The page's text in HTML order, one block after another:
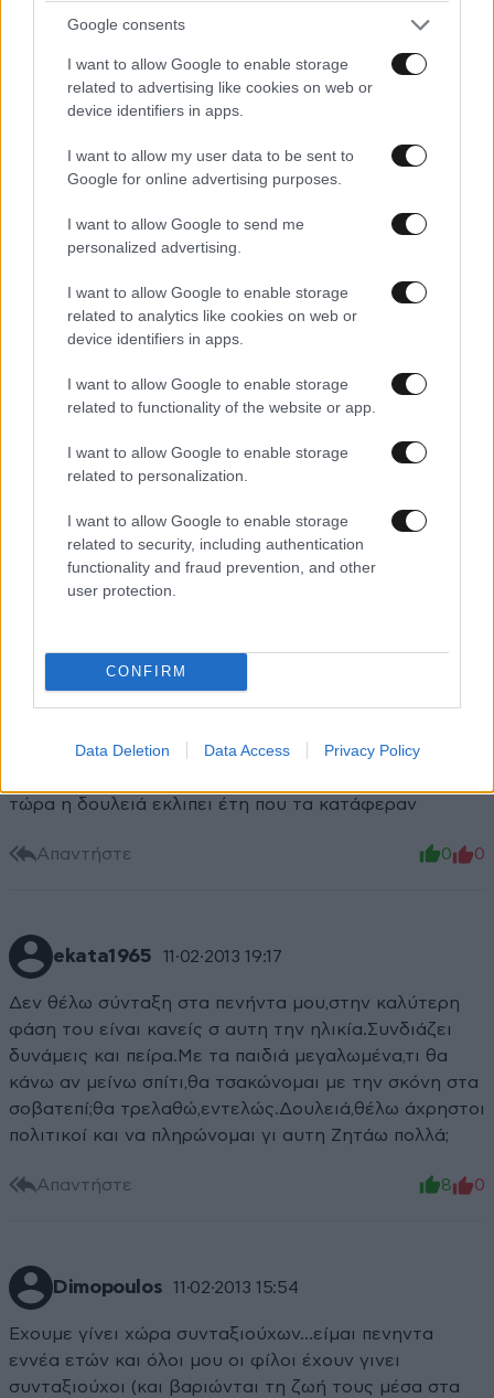
Google consents
I want to allow Google to enable storage
related to advertising like cookies on web or
device identifiers in apps.
I want to allow my user data to be sent to
Google for online advertising purposes.
I want to allow Google to send me
personalized advertising.
I want to allow Google to enable storage
related to analytics like cookies on web or
device identifiers in apps.
I want to allow Google to enable storage
related to functionality of the website or app.
I want to allow Google to enable storage
related to personalization.
I want to allow Google to enable storage
related to security, including authentication
functionality and fraud prevention, and other
user protection.
CONFIRM
Data Deletion Data Access Privacy Policy
ΠΡΟΣΘΗΚΗ
sf1 12·02·2013 18:29
ΤΙ ΣΤΟ[...] ΜΟΝΟ ΤΟ ΔΗΜΟΣΙΟ ΥΠΑΡΧΕΙ; ΓΙΑ ΤΟΝ
ΙΔΙΩΤΙΚΟ ΤΙΠΟΤΑ;
Απαντήστε
τώρα η δουλειά εκλιπει έτη που τα κατάφεραν
Απαντήστε 0 0
ekata1965 11·02·2013 19:17
Δεν θέλω σύνταξη στα πενήντα μου,στην καλύτερη
φάση του είναι κανείς σ αυτη την ηλικία.Συνδιάζει
δυνάμεις και πείρα.Με τα παιδιά μεγαλωμένα,τι θα
κάνω αν μείνω σπίτι,θα τσακώνομαι με την σκόνη στα
σοβατεπί;θα τρελαθώ,εντελώς.Δουλειά,θέλω άχρηστοι
πολιτικοί και να πληρώνομαι γι αυτη Ζητάω πολλά;
Απαντήστε 8 0
Dimopoulos 11·02·2013 15:54
Εχουμε γίνει χώρα συνταξιούχων...είμαι πενηντα
εννέα ετών και όλοι μου οι φίλοι έχουν γινει
συνταξιούχοι (και βαριώνται τη ζωή τους μέσα στα